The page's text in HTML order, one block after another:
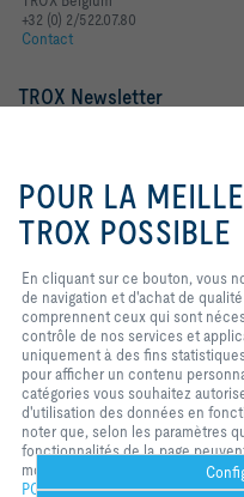
+32 (0) 2/522.07.80
Contact
TROX Newsletter
Mentions légales Login
Home Contacts Imprint
Confidentialité
2026
nous
web.
sont
fins
Vous
les
POUR LA
TROX POSSIBLE
En cliquant sur ce bouton, vous
de navigation et d'achat de
comprennent ceux qui sont
contrôle de nos services et
uniquement à des fins
pour afficher un contenu
catégories vous souhaitez
d'utilisation des données en
noter que, selon les paramètres
fonctionnalités de la page
modifier votre sélection à tout
POLICY